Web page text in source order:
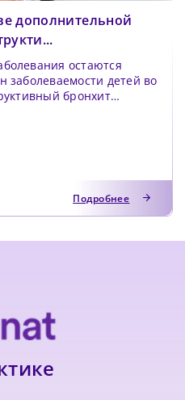
дополнительной
остаются
детей во
бронхит
Подробнее